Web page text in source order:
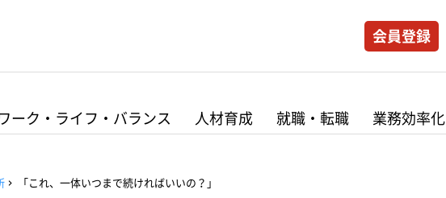
会員登録
ーク・ライフ・バランス 人材育成 就職・転職 業務効率化
「これ、一体いつまで続ければいいの？」